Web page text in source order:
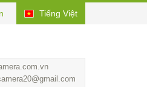
Tiếng Việt